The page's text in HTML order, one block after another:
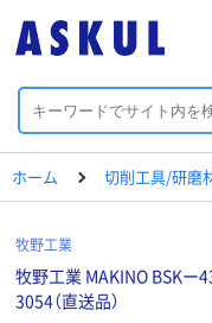
ホーム 切削工具/研磨
牧野工業
牧野工業 MAKINO BSKー
3054（直送品）